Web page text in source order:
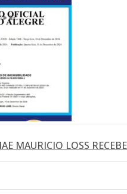
MAURICIO LOSS